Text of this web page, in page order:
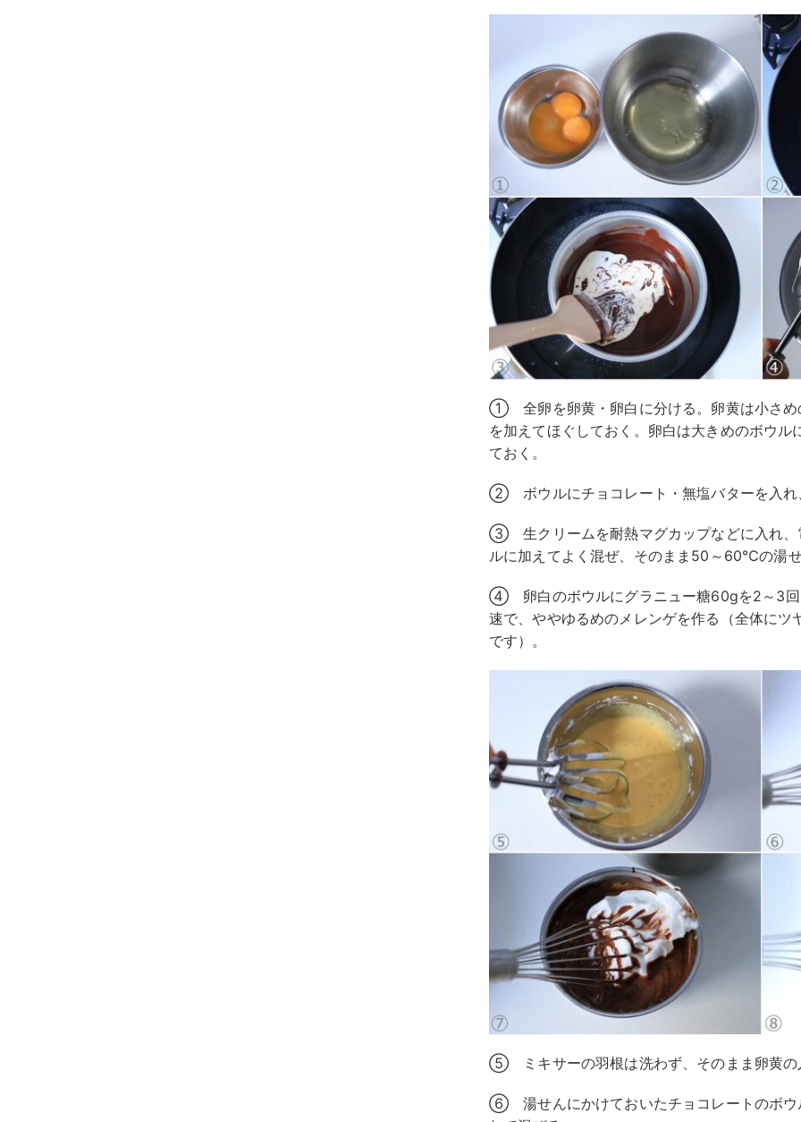
① 全卵を卵黄・卵白に分ける。卵黄は小さめ
を加えてほぐしておく。卵白は大きめのボウ
ておく。
② ボウルにチョコレート・無塩バターを入れ
③ 生クリームを耐熱マグカップなどに入れ
ルに加えてよく混ぜ、そのまま50～60℃の湯
④ 卵白のボウルにグラニュー糖60gを2～3回
速で、ややゆるめのメレンゲを作る（全体にツ
です）。
⑤ ミキサーの羽根は洗わず、そのまま卵黄の
⑥ 湯せんにかけておいたチョコレートのボ